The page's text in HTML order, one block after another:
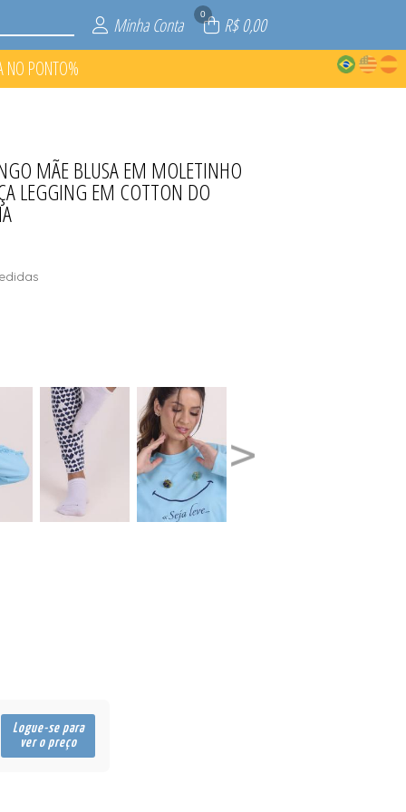
Minha Conta 0 R$ 0,00
RECICLA
NO PONTO%
PONTO%MÃE BLUSA EM MOLETINHO
LEGGING EM COTTON DO
Logue-se para
ver o preço